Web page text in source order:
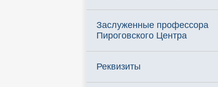
Заслуженные профессора
Пироговского Центра
Реквизиты